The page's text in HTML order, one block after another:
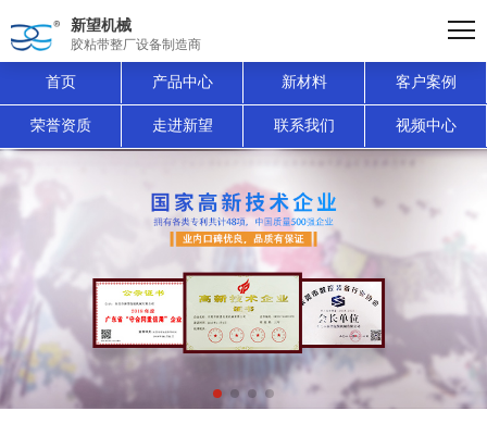
新望机械
胶粘带整厂设备制造商
首页 产品中心 新材料 客户案例
荣誉资质 走进新望 联系我们 视频中心